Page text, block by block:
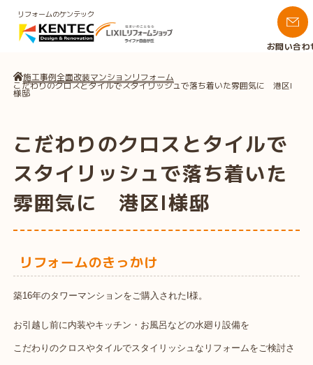
リフォームのケンテック
お問い合わ
施工事例全面改装マンションリフォーム
こだわりのクロスとタイルでスタイリッシュで落ち着いた雰囲気に 港区I
様邸
こだわりのクロスとタイルで
スタイリッシュで落ち着いた
雰囲気に 港区I様邸
リフォームのきっかけ
築16年のタワーマンションをご購入されたI様。
お引越し前に内装やキッチン・お風呂などの水廻り設備を
こだわりのクロスやタイルでスタイリッシュなリフォームをご検討さ